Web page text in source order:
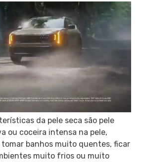
da pele seca são pele
ou coceira intensa na pele,
tomar banhos muito quentes, ficar
muito frios ou muito